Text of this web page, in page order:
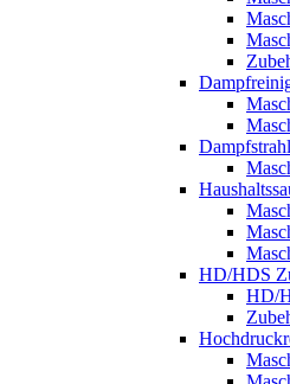
HD/HDS
HD/